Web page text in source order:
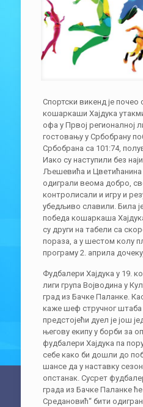
Спортски викенд је почео
кошаркаши Хајдука
офа у Првој регионалној
гостовању у Србобрану
Србобрана са 101:74,
Иако су наступили без
Љешевића и Цветићанина
одиграли веома добро,
контролисали и игру и
убедљиво славили. Била
победа кошаркаша
су други на табели са
пораза, а у шестом колу
програму 2. априла
Фудбалери Хајдука у 19.
лиги група Војводина у
град из Бачке Паланке.
каже шеф стручног
предстојећи дуел је још
његову екипу у борби за
фудбалери Хајдука па
себе како би дошли до
шансе да у наставку
опстанак. Сусрет
града из Бачке Паланке
Средановић“ бити